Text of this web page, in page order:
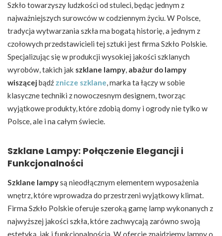
Szkło towarzyszy ludzkości od stuleci, będąc jednym z
najważniejszych surowców w codziennym życiu. W Polsce,
tradycja wytwarzania szkła ma bogatą historię, a jednym z
czołowych przedstawicieli tej sztuki jest firma Szkło Polskie.
Specjalizując się w produkcji wysokiej jakości szklanych
wyrobów, takich jak szklane lampy, abażur do lampy
wiszącejbądź znicze szklane, marka ta łączy w sobie
klasyczne techniki z nowoczesnym designem, tworząc
wyjątkowe produkty, które zdobią domy i ogrody nie tylko w
Polsce, ale i na całym świecie.
Szklane Lampy: Połączenie Elegancji i
Funkcjonalności
Szklane lampysą nieodłącznym elementem wyposażenia
wnętrz, które wprowadza do przestrzeni wyjątkowy klimat.
Firma Szkło Polskie oferuje szeroką gamę lamp wykonanych z
najwyższej jakości szkła, które zachwycają zarówno swoją
estetyką, jak i funkcjonalnością. W ofercie znajdziemy lampy o